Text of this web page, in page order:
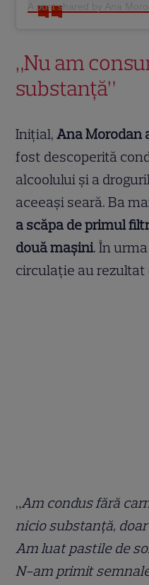
A post shared by Ana
„Nu am
substanță”
Inițial,Ana Morodan
fost descoperită
alcoolului și a
aceeași seară. Ba
a scăpa de primul
două mașini. În
circulație au rezultat
„Am condus fără
nicio substanță,
Am luat pastile de
N-am primit